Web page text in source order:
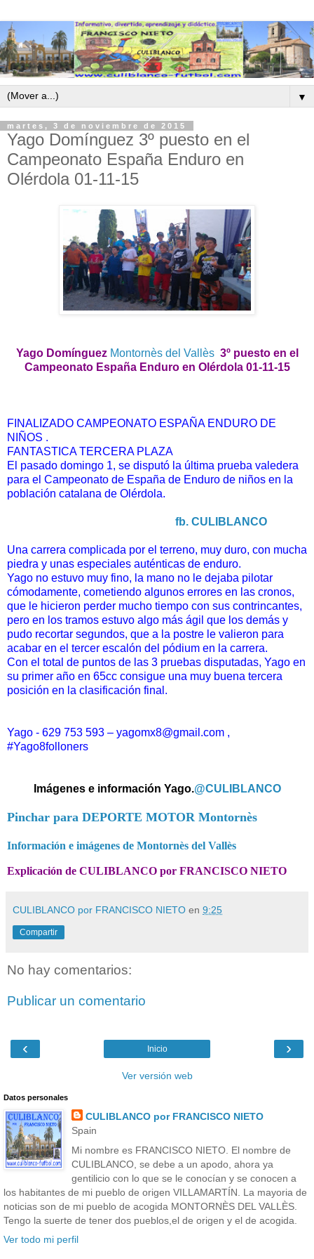
▼
martes, 3 de noviembre de 2015
Yago Domínguez 3º puesto en el
Campeonato España Enduro en
Olérdola 01-11-15
Yago Domínguez Montornès del Vallès3º puesto en el
Campeonato España Enduro en Olérdola 01-11-15
FINALIZADO CAMPEONATO ESPAÑA ENDURO DE
NIÑOS .
FANTASTICA TERCERA PLAZA
El pasado domingo 1, se disputó la última prueba valedera
para el Campeonato de España de Enduro de niños en la
población catalana de Olérdola.
fb. CULIBLANCO
Una carrera complicada por el terreno, muy duro, con mucha
piedra y unas especiales auténticas de enduro.
Yago no estuvo muy fino, la mano no le dejaba pilotar
cómodamente, cometiendo algunos errores en las cronos,
que le hicieron perder mucho tiempo con sus contrincantes,
pero en los tramos estuvo algo más ágil que los demás y
pudo recortar segundos, que a la postre le valieron para
acabar en el tercer escalón del pódium en la carrera.
Con el total de puntos de las 3 pruebas disputadas, Yago en
su primer año en 65cc consigue una muy buena tercera
posición en la clasificación final.
Yago - 629 753 593 – yagomx8@gmail.com ,
#Yago8folloners
Imágenes e información Yago.@CULIBLANCO
Pinchar para DEPORTE MOTOR Montornès
Información e imágenes de Montornès del Vallès
Explicación de CULIBLANCO por FRANCISCO NIETO
CULIBLANCO por FRANCISCO NIETO en 9:25
Compartir
No hay comentarios:
Publicar un comentario
‹ ›
Inicio
Ver versión web
Datos personales
CULIBLANCO por FRANCISCO NIETO
Spain
Mi nombre es FRANCISCO NIETO. El nombre de
CULIBLANCO, se debe a un apodo, ahora ya
gentilicio con lo que se le conocían y se conocen a
los habitantes de mi pueblo de origen VILLAMARTÍN. La mayoria de
noticias son de mi pueblo de acogida MONTORNÈS DEL VALLÈS.
Tengo la suerte de tener dos pueblos,el de origen y el de acogida.
Ver todo mi perfil